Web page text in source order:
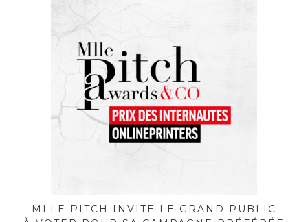
MLLE PITCH INVITE LE GRAND PUBLIC